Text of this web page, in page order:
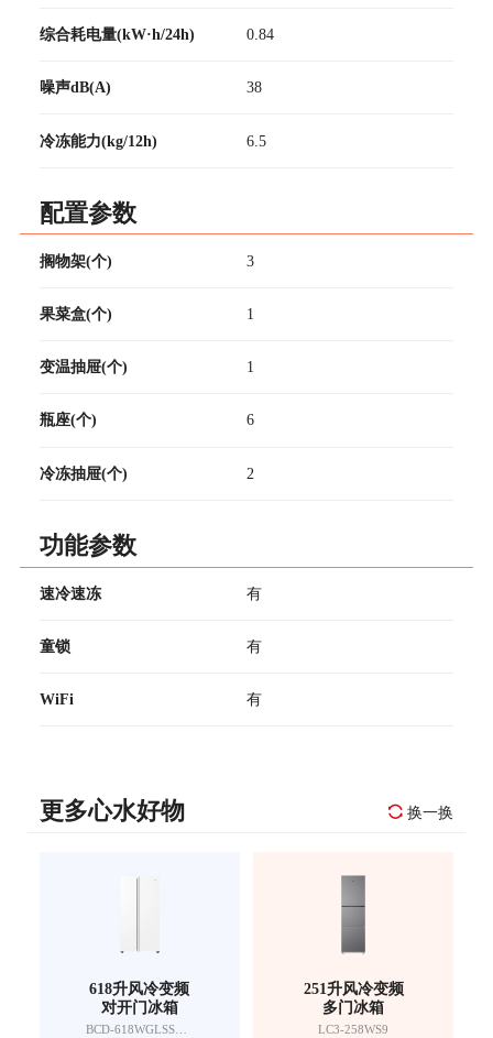
综合耗电量(kW·h/24h) 0.84
噪声dB(A) 38
冷冻能力(kg/12h) 6.5
配置参数
搁物架(个) 3
果菜盒(个) 1
变温抽屉(个) 1
瓶座(个) 6
冷冻抽屉(个) 2
功能参数
速冷速冻 有
童锁 有
WiFi 有
更多心水好物 换一换
618升风冷变频
对开门冰箱
BCD-618WGLSSEDW9
251升风冷变频
多门冰箱
LC3-258WS9